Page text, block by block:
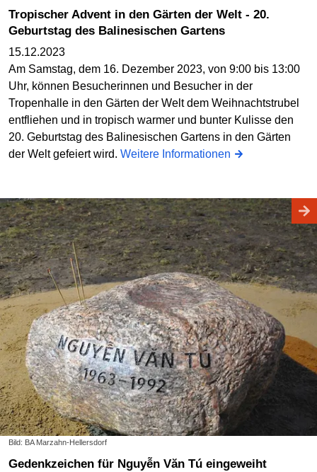
Tropischer Advent in den Gärten der Welt - 20.
Geburtstag des Balinesischen Gartens
15.12.2023
Am Samstag, dem 16. Dezember 2023, von 9:00 bis 13:00
Uhr, können Besucherinnen und Besucher in der
Tropenhalle in den Gärten der Welt dem Weihnachtstrubel
entfliehen und in tropisch warmer und bunter Kulisse den
20. Geburtstag des Balinesischen Gartens in den Gärten
der Welt gefeiert wird. Weitere Informationen
Bild: BA Marzahn-Hellersdorf
Gedenkzeichen für Nguyễn Văn Tú eingeweiht